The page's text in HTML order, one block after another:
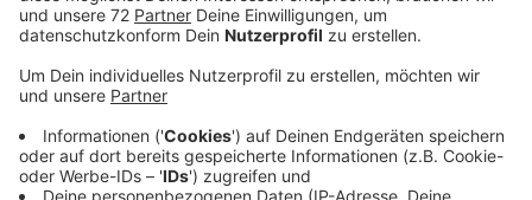
im Berufsverkehr zu erwarten, sagte uns eine
Sprecherin. Aus dem ganzen Kreisgebiet kommen
Trecker nach Saerbeck. Dort ist für 11.00 Uhr eine
Kundgebung geplant. Die Polizei wird verstärkt
unterwegs sein, denn auch sie weiß nicht, wo die
Trecker herfahren. Allen, die dann unterwegs sein
werden, rät die Polizei, sich auf die besondere